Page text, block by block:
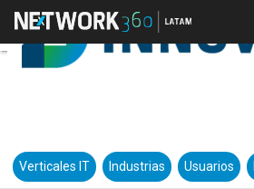
Verticales IT Industrias Usuarios